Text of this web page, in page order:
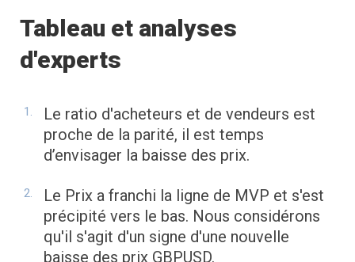
Tableau et analyses
d'experts
Le ratio d'acheteurs et de vendeurs est
proche de la parité, il est temps
d’envisager la baisse des prix.
Le Prix a franchi la ligne de MVP et s'est
précipité vers le bas. Nous considérons
qu'il s'agit d'un signe d'une nouvelle
baisse des prix GBPUSD.